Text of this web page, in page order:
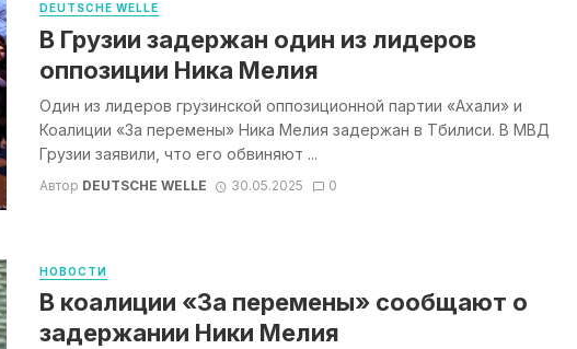
DEUTSCHE WELLE
В Грузии задержан один из лидеров
оппозиции Ника Мелия
Один из лидеров грузинской оппозиционной партии «Ахали» и
Коалиции «За перемены» Ника Мелия задержан в Тбилиси. В МВД
Грузии заявили, что его обвиняют ...
Автор DEUTSCHE WELLE 30.05.2025 0
НОВОСТИ
В коалиции «За перемены» сообщают о
задержании Ники Мелия